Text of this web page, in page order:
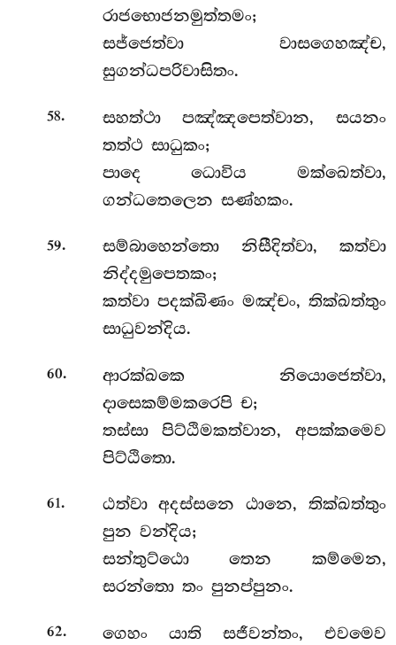
රාජභොජනමුත්තමං;
සජ්ජෙත්වා වාසගෙහඤ්ච,
සුගන්ධපරිවාසිතං.
58.
සහත්ථා පඤ්ඤපෙත්වාන, සයනං
තත්ථ සාධුකං;
පාදෙ ධොවිය මක්ඛෙත්වා,
ගන්ධතෙලෙන සණ්හකං.
59.
සම්බාහෙන්තො නිසීදිත්වා, කත්වා
නිද්දමුපෙතකං;
කත්වා පදක්ඛිණං මඤ්චං, තික්ඛත්තුං
සාධුවන්දිය.
60.
ආරක්ඛකෙ නියොජෙත්වා,
දාසෙකම්මකරෙපි ච;
තස්සා පිට්ඨිමකත්වාන, අපක්කමෙව
පිට්ඨිතො.
61.
ඨත්වා අදස්සනෙ ඨානෙ, තික්ඛත්තුං
පුන වන්දිය;
සන්තුට්ඨො තෙන කම්මෙන,
සරන්තො තං පුනප්පුනං.
62.
ගෙහං යාති සජීවන්තං, එවමෙව